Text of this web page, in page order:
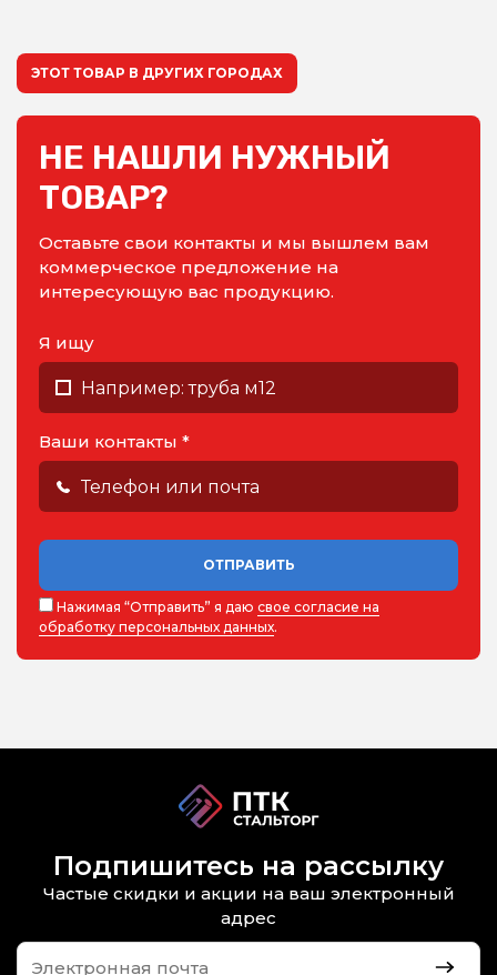
ЭТОТ ТОВАР В ДРУГИХ ГОРОДАХ
НЕ НАШЛИ НУЖНЫЙ
ТОВАР?
Оставьте свои контакты и мы вышлем вам
коммерческое предложение на
интересующую вас продукцию.
Я ищу
Ваши контакты *
ОТПРАВИТЬ
Нажимая “Отправить” я даю свое согласие на
обработку персональных данных.
Подпишитесь на рассылку
Частые скидки и акции на ваш электронный
адрес